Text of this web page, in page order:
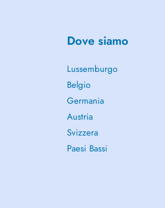
Dove siamo
Lussemburgo
Belgio
Germania
Austria
Svizzera
Paesi Bassi